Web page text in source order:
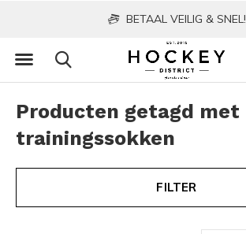
BETAAL VEILIG & SNEL!
Producten getagd met
trainingssokken
FILTER